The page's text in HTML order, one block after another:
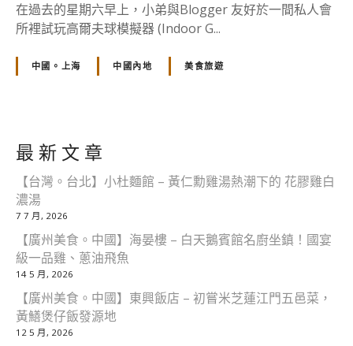
在過去的星期六早上，小弟與Blogger 友好於一間私人會
所裡試玩高爾夫球模擬器 (Indoor G...
中國。上海 中國內地 美食旅遊
最 新 文 章
【台灣。台北】小杜麵館 – 黃仁勳雞湯熱潮下的 花膠雞白
濃湯
7 7 月, 2026
【廣州美食。中國】海晏樓 – 白天鵝賓館名廚坐鎮！國宴
級一品雞、蔥油飛魚
14 5 月, 2026
【廣州美食。中國】東興飯店 – 初嘗米芝蓮江門五邑菜，
黃鱔煲仔飯發源地
12 5 月, 2026